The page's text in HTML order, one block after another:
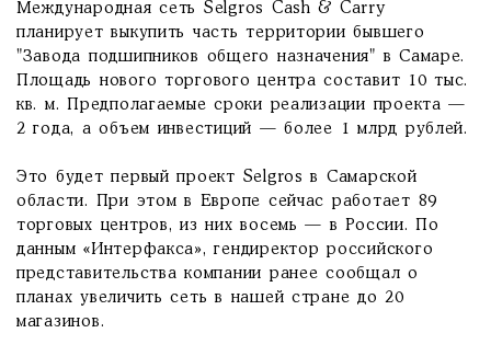
Международная сеть Selgros Cash & Carry
планирует выкупить часть территории бывшего
"Завода подшипников общего назначения" в Самаре.
Площадь нового торгового центра составит 10 тыс.
кв. м. Предполагаемые сроки реализации проекта —
2 года, а объем инвестиций — более 1 млрд рублей.
Это будет первый проект Selgros в Самарской
области. При этом в Европе сейчас работает 89
торговых центров, из них восемь — в России. По
данным «Интерфакса», гендиректор российского
представительства компании ранее сообщал о
планах увеличить сеть в нашей стране до 20
магазинов.